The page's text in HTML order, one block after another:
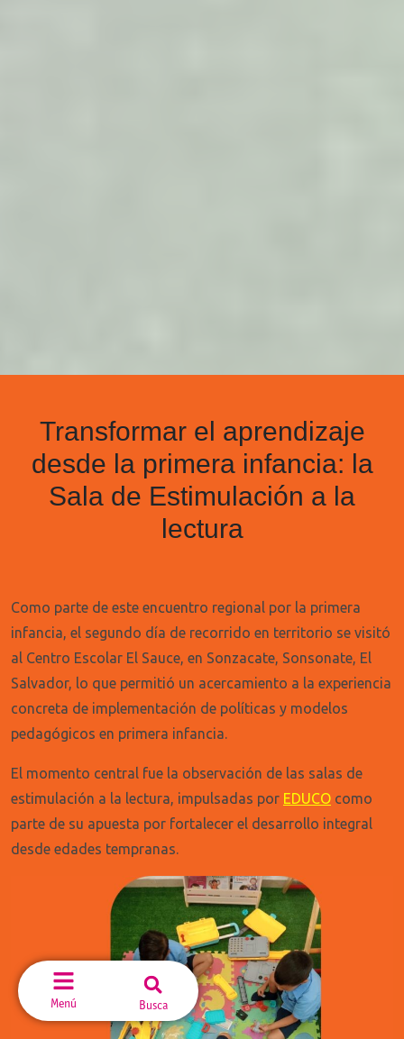
Transformar el aprendizaje
desde la primera infancia: la
Sala de Estimulación a la
lectura
Como parte de este encuentro regional por la primera
infancia, el segundo día de recorrido en territorio se visitó
al Centro Escolar El Sauce, en Sonzacate, Sonsonate, El
Salvador, lo que permitió un acercamiento a la experiencia
concreta de implementación de políticas y modelos
pedagógicos en primera infancia.
El momento central fue la observación de las salas de
estimulación a la lectura, impulsadas por EDUCO como
parte de su apuesta por fortalecer el desarrollo integral
desde edades tempranas.
Menú Busca